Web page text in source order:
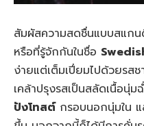
สัมผัสความสดชื่นแบบสแกน
หรือที่รู้จักกันในชื่อ
ง่ายแต่เต็มเปี่ยมไปด้วยรส
เคล้าปรุงรสเป็นสลัดเนื้อนุ่
ปังโทสต์กรอบนอกนุ่มใน แ